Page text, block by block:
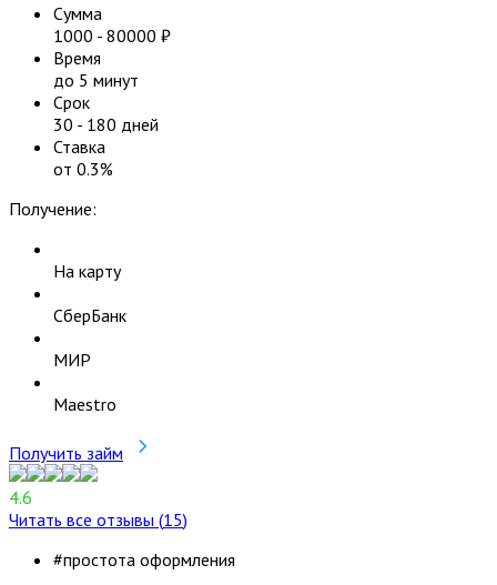
Сумма
1000 - 80000 ₽
Время
до 5 минут
Срок
30 - 180 дней
Ставка
от 0.3%
Получение:
На карту
СберБанк
МИР
Maestro
Получить займ
4.6
Читать все отзывы (15)
#простота оформления